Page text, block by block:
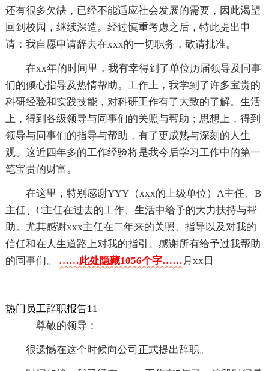
还有很多欠缺，已经不能适应社会发展的需要，因此渴望
回到校园，继续深造。经过慎重考虑之后，特此提出申
请：我自愿申请辞去在xxx的一切职务，敬请批准。
在xx年的时间里，我有幸得到了单位历届领导及同事
们的倾心指导及热情帮助。工作上，我学到了许多宝贵的
科研经验和实践技能，对科研工作有了大致的了解。生活
上，得到各级领导与同事们的关照与帮助；思想上，得到
领导与同事们的指导与帮助，有了更成熟与深刻的人生
观。这近四年多的工作经验将是我今后学习工作中的第一
笔宝贵的财富。
在这里，特别感谢YYY（xxx的上级单位）A主任、B
主任、C主任在过去的工作、生活中给予的大力扶持与帮
助。尤其感谢xxx主任在二年来的关照、指导以及对我的
信任和在人生道路上对我的指引。感谢所有给予过我帮助
的同事们。 ……此处隐藏1056个字…… 月xx日
热门员工辞职报告11
尊敬的领导：
很遗憾在这个时候向公司正式提出辞职。